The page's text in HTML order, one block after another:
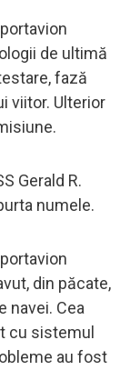
de ultimă
fază
viitor. Ulterior
Gerald R.
numele.
din păcate,
navei. Cea
cu sistemul
au fost